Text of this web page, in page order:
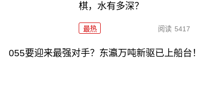
棋，水有多深？
最热 阅读 5417
055要迎来最强对手？东瀛万吨新驱已上船台！